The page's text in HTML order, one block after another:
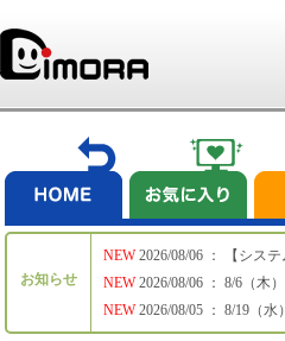
お知らせ
NEW
NEW
NEW
2026/08/06 ： 【シス
2026/08/06 ： 8/6（
2026/08/05 ： 8/19（